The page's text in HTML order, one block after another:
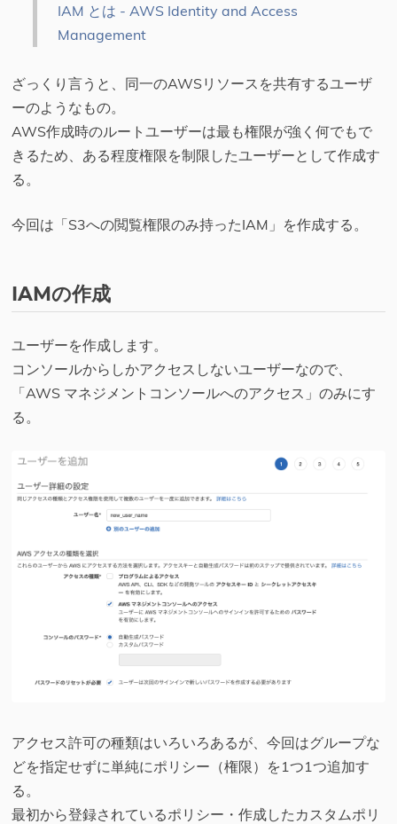
IAM とは - AWS Identity and Access
Management
ざっくり言うと、同一のAWSリソースを共有するユーザ
ーのようなもの。
AWS作成時のルートユーザーは最も権限が強く何でもで
きるため、ある程度権限を制限したユーザーとして作成す
る。
今回は「S3への閲覧権限のみ持ったIAM」を作成する。
IAMの作成
ユーザーを作成します。
コンソールからしかアクセスしないユーザーなので、
「AWS マネジメントコンソールへのアクセス」のみにす
る。
アクセス許可の種類はいろいろあるが、今回はグループな
どを指定せずに単純にポリシー（権限）を1つ1つ追加す
る。
最初から登録されているポリシー・作成したカスタムポリ